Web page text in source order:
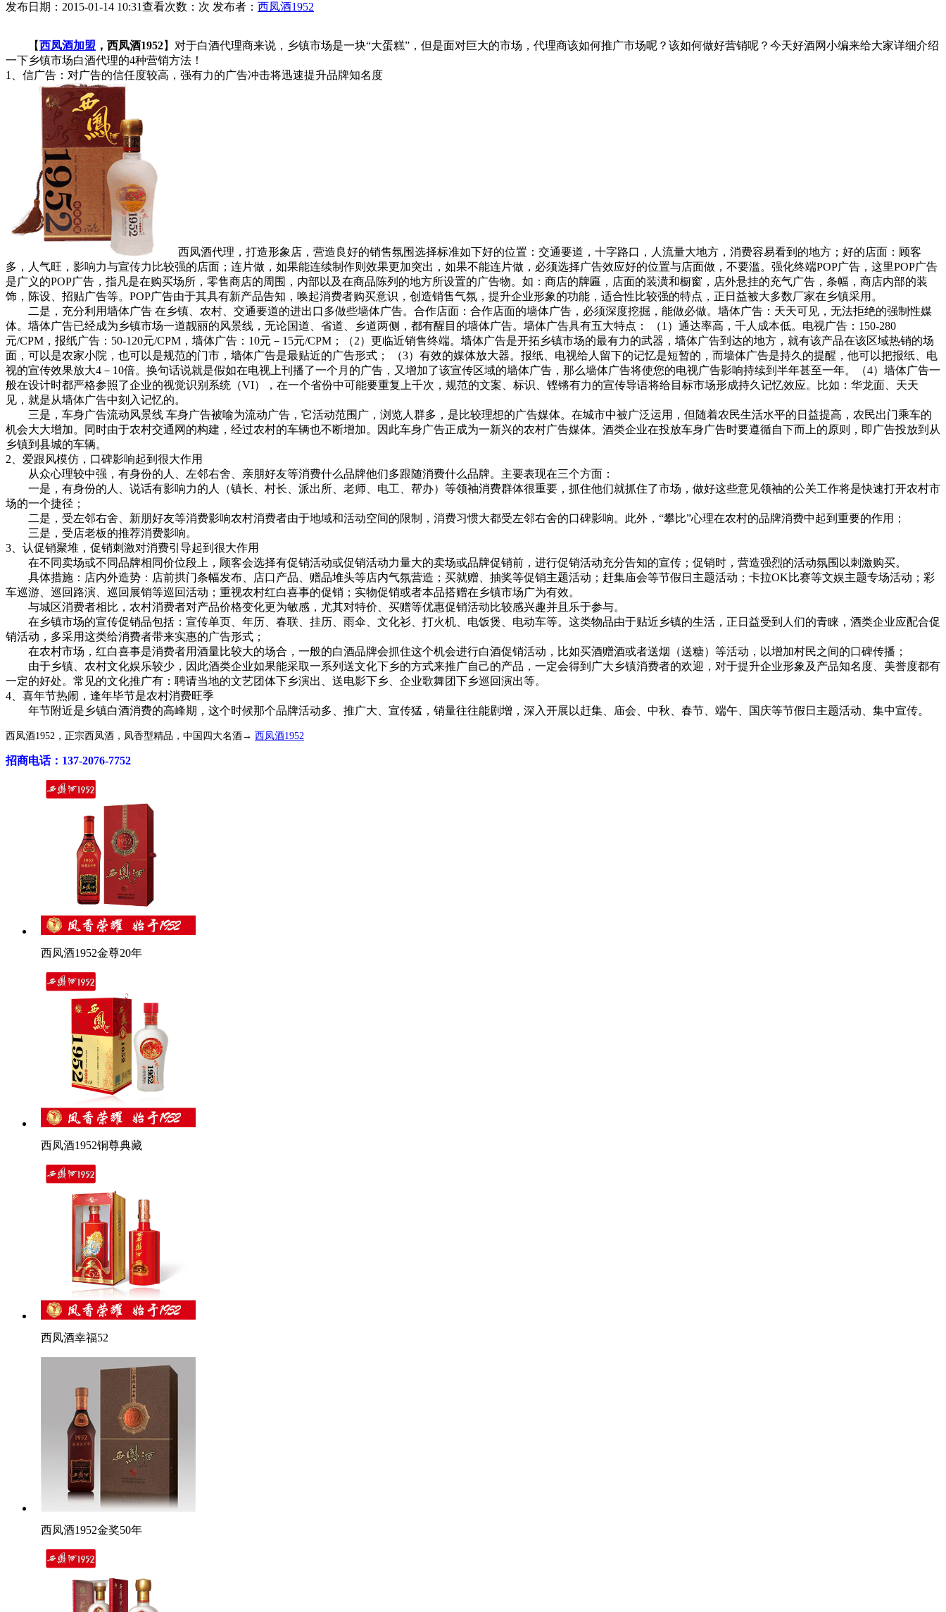
发布日期：2015-01-14 10:31查看次数： 次 发布者： 西凤酒1952
【西凤酒加盟 ，西凤酒1952】对于白酒代理商来说，乡镇市场是一块“大蛋糕”，但是面对巨大的市场，代理商该如何推广市场呢？该如何做好营销呢？今天好酒网小编来给大家详细介绍
一下乡镇市场白酒代理的4种营销方法！
1、信广告：对广告的信任度较高，强有力的广告冲击将迅速提升品牌知名度
西凤酒代理，打造形象店，营造良好的销售氛围选择标准如下好的位置：交通要道，十字路口，人流量大地方，消费容易看到的地方；好的店面：顾客
多，人气旺，影响力与宣传力比较强的店面；连片做，如果能连续制作则效果更加突出，如果不能连片做，必须选择广告效应好的位置与店面做，不要滥。强化终端POP广告，这里POP广告
是广义的POP广告，指凡是在购买场所，零售商店的周围，内部以及在商品陈列的地方所设置的广告物。如：商店的牌匾，店面的装潢和橱窗，店外悬挂的充气广告，条幅，商店内部的装
饰，陈设、招贴广告等。POP广告由于其具有新产品告知，唤起消费者购买意识，创造销售气氛，提升企业形象的功能，适合性比较强的特点，正日益被大多数厂家在乡镇采用。
二是，充分利用墙体广告 在乡镇、农村、交通要道的进出口多做些墙体广告。合作店面：合作店面的墙体广告，必须深度挖掘，能做必做。墙体广告：天天可见，无法拒绝的强制性媒
体。墙体广告已经成为乡镇市场一道靓丽的风景线，无论国道、省道、乡道两侧，都有醒目的墙体广告。墙体广告具有五大特点： （1）通达率高，千人成本低。电视广告：150-280
元/CPM，报纸广告：50-120元/CPM，墙体广告：10元－15元/CPM；（2）更临近销售终端。墙体广告是开拓乡镇市场的最有力的武器，墙体广告到达的地方，就有该产品在该区域热销的场
面，可以是农家小院，也可以是规范的门市，墙体广告是最贴近的广告形式； （3）有效的媒体放大器。报纸、电视给人留下的记忆是短暂的，而墙体广告是持久的提醒，他可以把报纸、电
视的宣传效果放大4－10倍。换句话说就是假如在电视上刊播了一个月的广告，又增加了该宣传区域的墙体广告，那么墙体广告将使您的电视广告影响持续到半年甚至一年。（4）墙体广告一
般在设计时都严格参照了企业的视觉识别系统（VI），在一个省份中可能要重复上千次，规范的文案、标识、铿锵有力的宣传导语将给目标市场形成持久记忆效应。比如：华龙面、天天
见，就是从墙体广告中刻入记忆的。
三是，车身广告流动风景线 车身广告被喻为流动广告，它活动范围广，浏览人群多，是比较理想的广告媒体。在城市中被广泛运用，但随着农民生活水平的日益提高，农民出门乘车的
机会大大增加。同时由于农村交通网的构建，经过农村的车辆也不断增加。因此车身广告正成为一新兴的农村广告媒体。酒类企业在投放车身广告时要遵循自下而上的原则，即广告投放到从
乡镇到县城的车辆。
2、爱跟风模仿，口碑影响起到很大作用
从众心理较中强，有身份的人、左邻右舍、亲朋好友等消费什么品牌他们多跟随消费什么品牌。主要表现在三个方面：
一是，有身份的人、说话有影响力的人（镇长、村长、派出所、老师、电工、帮办）等领袖消费群体很重要，抓住他们就抓住了市场，做好这些意见领袖的公关工作将是快速打开农村市
场的一个捷径；
二是，受左邻右舍、新朋好友等消费影响农村消费者由于地域和活动空间的限制，消费习惯大都受左邻右舍的口碑影响。此外，“攀比”心理在农村的品牌消费中起到重要的作用；
三是，受店老板的推荐消费影响。
3、认促销聚堆，促销刺激对消费引导起到很大作用
在不同卖场或不同品牌相同价位段上，顾客会选择有促销活动或促销活动力量大的卖场或品牌促销前，进行促销活动充分告知的宣传；促销时，营造强烈的活动氛围以刺激购买。
具体措施：店内外造势：店前拱门条幅发布、店口产品、赠品堆头等店内气氛营造；买就赠、抽奖等促销主题活动；赶集庙会等节假日主题活动；卡拉OK比赛等文娱主题专场活动；彩
车巡游、巡回路演、巡回展销等巡回活动；重视农村红白喜事的促销；实物促销或者本品搭赠在乡镇市场广为有效。
与城区消费者相比，农村消费者对产品价格变化更为敏感，尤其对特价、买赠等优惠促销活动比较感兴趣并且乐于参与。
在乡镇市场的宣传促销品包括：宣传单页、年历、春联、挂历、雨伞、文化衫、打火机、电饭煲、电动车等。这类物品由于贴近乡镇的生活，正日益受到人们的青睐，酒类企业应配合促
销活动，多采用这类给消费者带来实惠的广告形式；
在农村市场，红白喜事是消费者用酒量比较大的场合，一般的白酒品牌会抓住这个机会进行白酒促销活动，比如买酒赠酒或者送烟（送糖）等活动，以增加村民之间的口碑传播；
由于乡镇、农村文化娱乐较少，因此酒类企业如果能采取一系列送文化下乡的方式来推广自己的产品，一定会得到广大乡镇消费者的欢迎，对于提升企业形象及产品知名度、美誉度都有
一定的好处。常见的文化推广有：聘请当地的文艺团体下乡演出、送电影下乡、企业歌舞团下乡巡回演出等。
4、喜年节热闹，逢年毕节是农村消费旺季
年节附近是乡镇白酒消费的高峰期，这个时候那个品牌活动多、推广大、宣传猛，销量往往能剧增，深入开展以赶集、庙会、中秋、春节、端午、国庆等节假日主题活动、集中宣传。
西凤酒1952，正宗西凤酒，凤香型精品，中国四大名酒→ 西凤酒1952
招商电话：137-2076-7752
西凤酒1952金尊20年
西凤酒1952铜尊典藏
西凤酒幸福52
西凤酒1952金奖50年